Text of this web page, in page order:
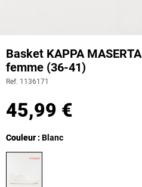
Basket KAPPA MASERTA
femme (36-41)
Ref. 1136171
45,99 €
Couleur
Couleur : Blanc